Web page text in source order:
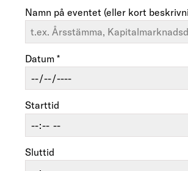
Namn på eventet (eller kort
Datum *
Starttid
Sluttid